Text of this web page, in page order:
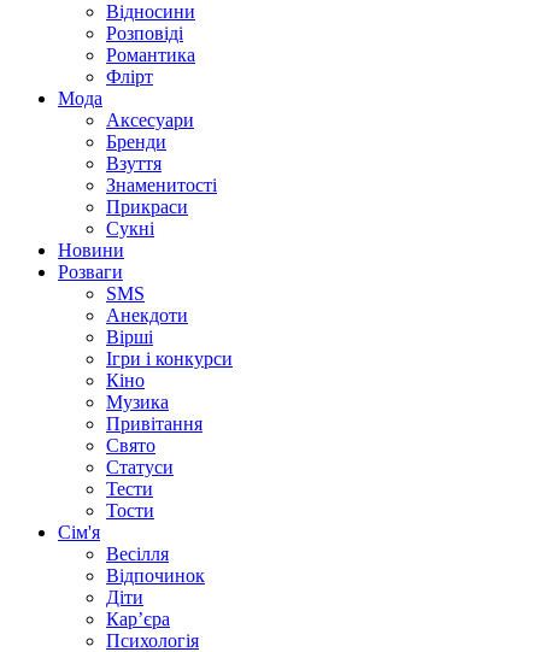
Відносини
Розповіді
Романтика
Флірт
Мода
Аксесуари
Бренди
Взуття
Знаменитості
Прикраси
Сукні
Новини
Розваги
SMS
Анекдоти
Вірші
Ігри і конкурси
Кіно
Музика
Привітання
Свято
Статуси
Тести
Тости
Сім'я
Весілля
Відпочинок
Діти
Кар’єра
Психологія